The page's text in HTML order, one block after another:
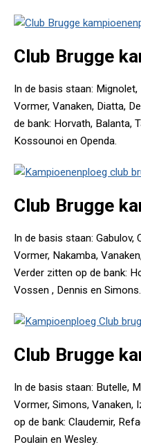
Club Brugge
In de basis staan:
Vormer, Vanaken, Diatta,
de bank: Horvath, Balanta,
Kossounoi en Openda.
Club Brugge
In de basis staan: Gabulov,
Vormer, Nakamba,
Verder zitten op de bank:
Vossen , Dennis en Simons.
Club Brugge
In de basis staan: Butelle,
Vormer, Simons, Vanaken,
op de bank: Claudemir,
Poulain en Wesley.